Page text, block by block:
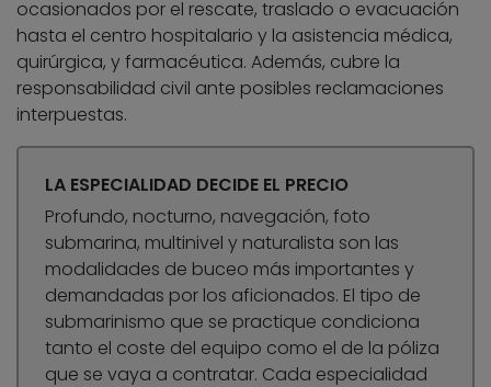
ocasionados por el rescate, traslado o evacuación
hasta el centro hospitalario y la asistencia médica,
quirúrgica, y farmacéutica. Además, cubre la
responsabilidad civil ante posibles reclamaciones
interpuestas.
LA ESPECIALIDAD DECIDE EL PRECIO
Profundo, nocturno, navegación, foto
submarina, multinivel y naturalista son las
modalidades de buceo más importantes y
demandadas por los aficionados. El tipo de
submarinismo que se practique condiciona
tanto el coste del equipo como el de la póliza
que se vaya a contratar. Cada especialidad